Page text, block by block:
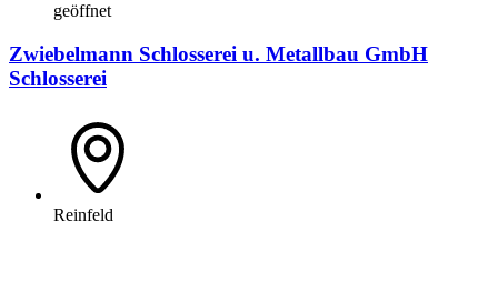
geöffnet
Zwiebelmann Schlosserei u. Metallbau GmbH
Schlosserei
Reinfeld